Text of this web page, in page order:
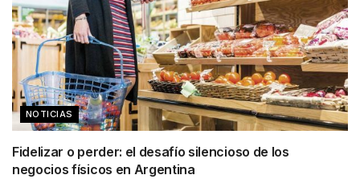
NOTICIAS
Fidelizar o perder: el desafío silencioso de los
negocios físicos en Argentina